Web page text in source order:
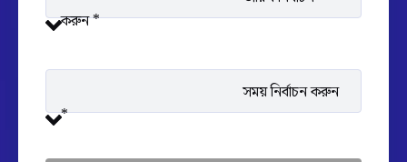
করুন *
সময় নির্বাচন করুন
*